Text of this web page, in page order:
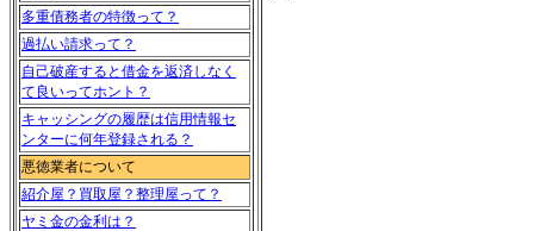
多重債務者の特徴って？
過払い請求って？
自己破産すると借金を返済しなく
て良いってホント？
キャッシングの履歴は信用情報セ
ンターに何年登録される？
悪徳業者について
紹介屋？買取屋？整理屋って？
ヤミ金の金利は？